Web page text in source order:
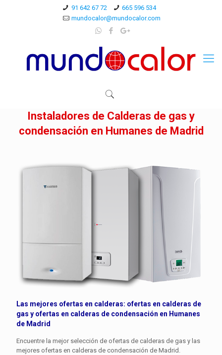
91 642 67 72
665 596 534
mundocalor@mundocalor.com
Instaladores de Calderas de gas y
condensación en Humanes de Madrid
Las mejores ofertas en calderas: ofertas en calderas de
gas y ofertas en calderas de condensación en Humanes
de Madrid
Encuentre la mejor selección de ofertas de calderas de gas y las
mejores ofertas en calderas de condensación de Madrid.